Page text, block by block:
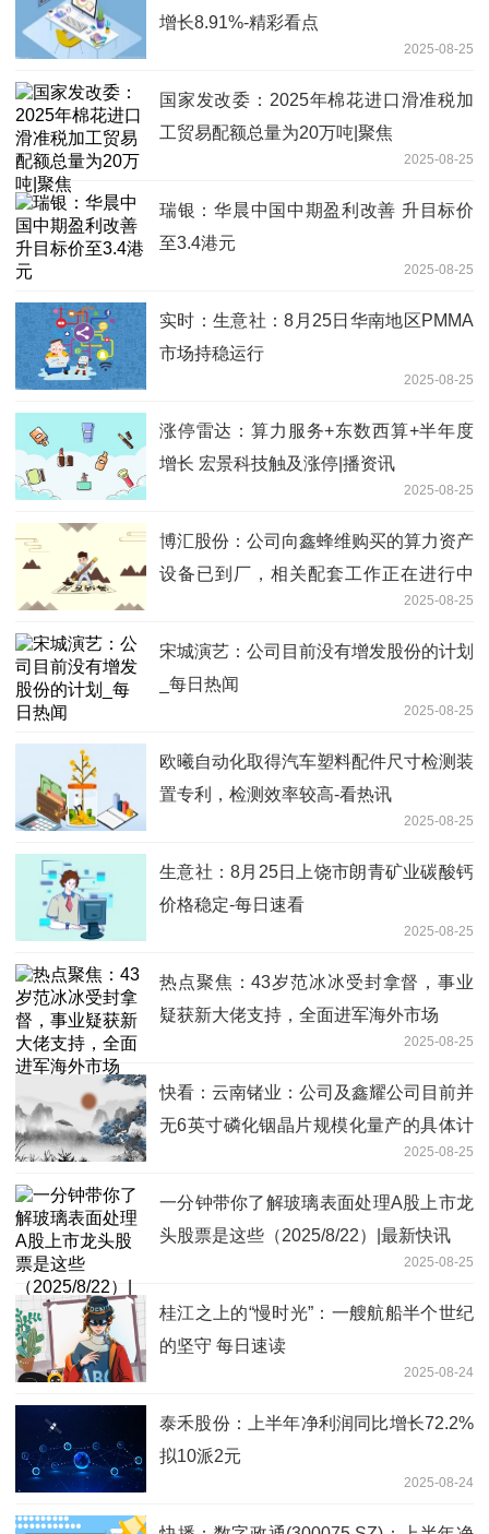
增长8.91%-精彩看点
2025-08-25
国家发改委：2025年棉花进口滑准税加
工贸易配额总量为20万吨|聚焦
2025-08-25
瑞银：华晨中国中期盈利改善 升目标价
至3.4港元
2025-08-25
实时：生意社：8月25日华南地区PMMA
市场持稳运行
2025-08-25
涨停雷达：算力服务+东数西算+半年度
增长 宏景科技触及涨停|播资讯
2025-08-25
博汇股份：公司向鑫蜂维购买的算力资产
设备已到厂，相关配套工作正在进行中
2025-08-25
宋城演艺：公司目前没有增发股份的计划
_每日热闻
2025-08-25
欧曦自动化取得汽车塑料配件尺寸检测装
置专利，检测效率较高-看热讯
2025-08-25
生意社：8月25日上饶市朗青矿业碳酸钙
价格稳定-每日速看
2025-08-25
热点聚焦：43岁范冰冰受封拿督，事业
疑获新大佬支持，全面进军海外市场
2025-08-25
快看：云南锗业：公司及鑫耀公司目前并
无6英寸磷化铟晶片规模化量产的具体计
2025-08-25
一分钟带你了解玻璃表面处理A股上市龙
头股票是这些（2025/8/22）|最新快讯
2025-08-25
桂江之上的“慢时光”：一艘航船半个世纪
的坚守 每日速读
2025-08-24
泰禾股份：上半年净利润同比增长72.2%
拟10派2元
2025-08-24